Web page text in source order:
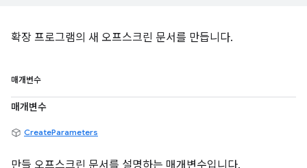
확장 프로그램의 새 오프스크린 문서를 만듭니다.
매개변수
매개변수
CreateParameters
만들 오프스크린 문서를 설명하는 매개변수입니다.